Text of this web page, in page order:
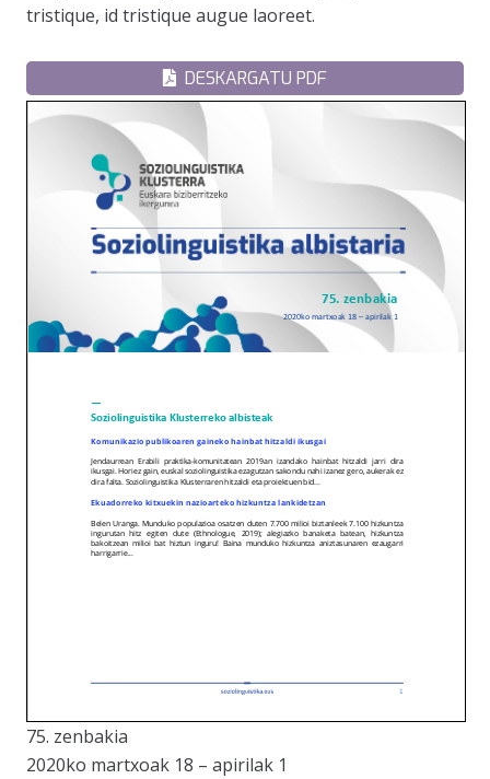
tristique, id tristique augue laoreet.
DESKARGATU PDF
75. zenbakia
2020ko martxoak 18 – apirilak 1